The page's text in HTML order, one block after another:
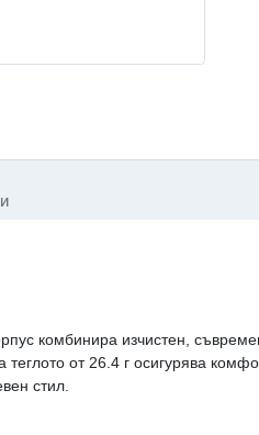
комбинира изчистен,
от 26.4 г осигурява
стил.